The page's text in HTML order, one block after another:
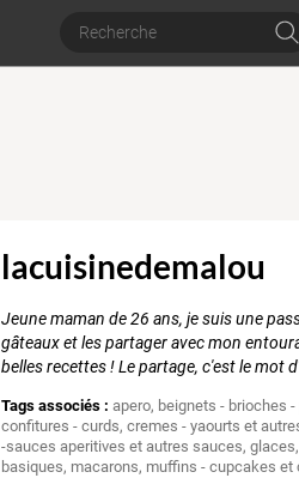
lacuisinedemalou
Jeune maman de 26 ans, je suis une
gâteaux et les partager avec mon
belles recettes ! Le partage, c'est le mot
Tags associés : apero, beignets - brioches
confitures - curds,cremes - yaourts et
-sauces aperitives et autres sauces,glaces
basiques, macarons, muffins - cupcakes et